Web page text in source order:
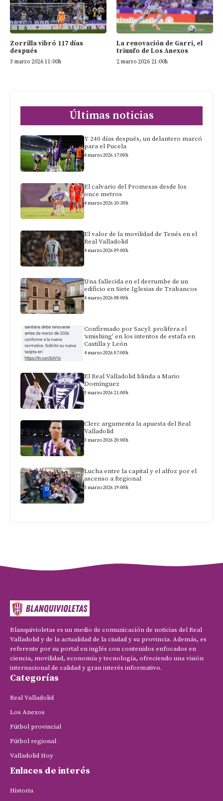
Zorrilla vibró 117 días
después
3 marzo 2026 11:00h
La renovación de Garri, el
triunfo de Los Anexos
2 marzo 2026 21:00h
Últimas noticias
Y 240 días después, un delantero marcó
para el Pucela
4 marzo 2026 17:00h
El calvario del Promesas desde los
once metros
4 marzo 2026 10:30h
El valor de la movilidad de Tenés en el
Real Valladolid
4 marzo 2026 09:00h
Una fallecida en el derrumbe de un
edificio en Siete Iglesias de Trabancos
4 marzo 2026 08:00h
Confirmado por Sacyl: prolifera el
‘smishing’ en los intentos de estafa en
Castilla y León
4 marzo 2026 07:00h
El Real Valladolid blinda a Mario
Domínguez
3 marzo 2026 21:00h
Clerc argumenta la apuesta del Real
Valladolid
3 marzo 2026 20:00h
Lucha entre la capital y el alfoz por el
ascenso a Regional
3 marzo 2026 19:00h
Blanquivioletas es un medio de comunicación de noticias del Real
Valladolid y de la actualidad de la ciudad y su provincia. Además, es
referente por su portal en inglés con contenidos enfocados en
ciencia, movilidad, economía y tecnología, ofreciendo una visión
internacional de calidad y gran interés informativo.
Categorías
Real Valladolid
Los Anexos
Fútbol provincial
Fútbol regional
Valladolid Hoy
Enlaces de interés
Historia